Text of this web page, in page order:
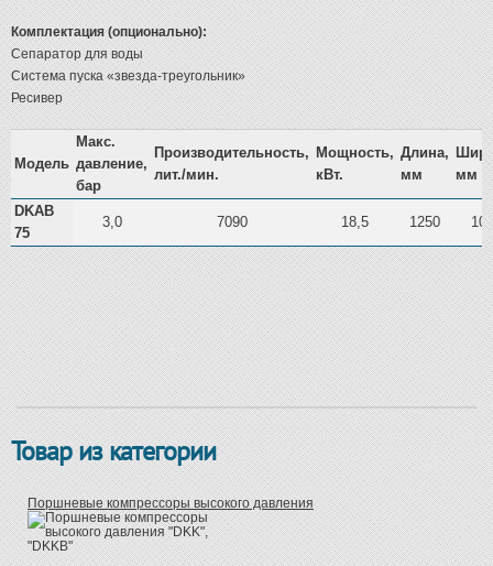
Комплектация (опционально):
Сепаратор для воды
Система пуска «звезда-треугольник»
Ресивер
Модель
Макс.
давление,
бар
Производительность,
лит./мин.
Мощность,
кВт.
Длина,
мм
мм
DKAB
75
3,0 7090 18,5 1250
Товар из категории
Поршневые компрессоры высокого давления